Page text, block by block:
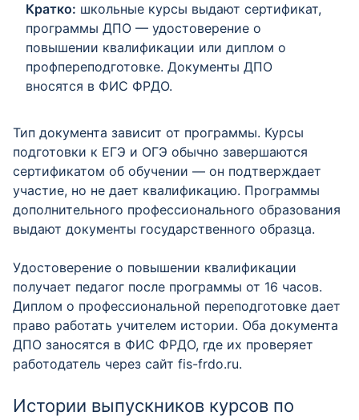
Кратко: школьные курсы выдают сертификат,
программы ДПО — удостоверение о
повышении квалификации или диплом о
профпереподготовке. Документы ДПО
вносятся в ФИС ФРДО.
Тип документа зависит от программы. Курсы
подготовки к ЕГЭ и ОГЭ обычно завершаются
сертификатом об обучении — он подтверждает
участие, но не дает квалификацию. Программы
дополнительного профессионального образования
выдают документы государственного образца.
Удостоверение о повышении квалификации
получает педагог после программы от 16 часов.
Диплом о профессиональной переподготовке дает
право работать учителем истории. Оба документа
ДПО заносятся в ФИС ФРДО, где их проверяет
работодатель через сайт fis-frdo.ru.
Истории выпускников курсов по